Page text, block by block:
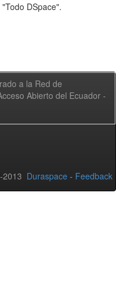
DSpace".
a la Red de
Abierto del Ecuador -
2013 Duraspace - Feedback